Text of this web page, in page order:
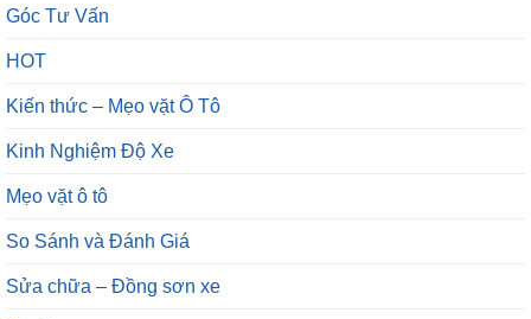
Góc Tư Vấn
HOT
Kiến thức – Mẹo vặt Ô Tô
Kinh Nghiệm Độ Xe
Mẹo vặt ô tô
So Sánh và Đánh Giá
Sửa chữa – Đồng sơn xe